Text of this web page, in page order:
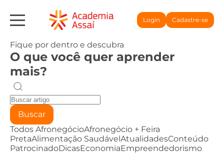
Login Cadastre-se
Fique por dentro e descubra
O que você quer aprender
mais?
Buscar
Todos AfronegócioAfronegócio + Feira
PretaAlimentação SaudávelAtualidadesConteúdo
PatrocinadoDicasEconomiaEmpreendedorismo